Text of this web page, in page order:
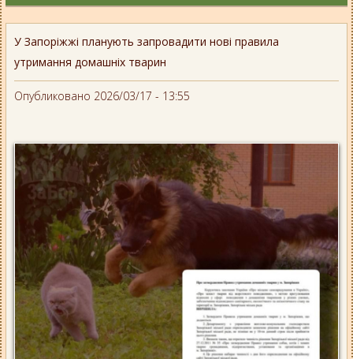
У Запоріжжі планують запровадити нові правила
утримання домашніх тварин
Опубликовано 2026/03/17 - 13:55